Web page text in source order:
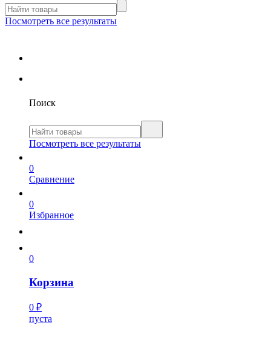
Посмотреть все результаты
Поиск
Посмотреть все результаты
0
Сравнение
0
Избранное
0
Корзина
0 ₽
пуста